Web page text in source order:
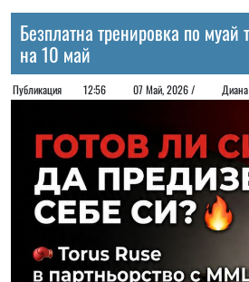
Безплатна тренировка по муай
на 10 май
Публикация 12:56 07 Май, 2026 /